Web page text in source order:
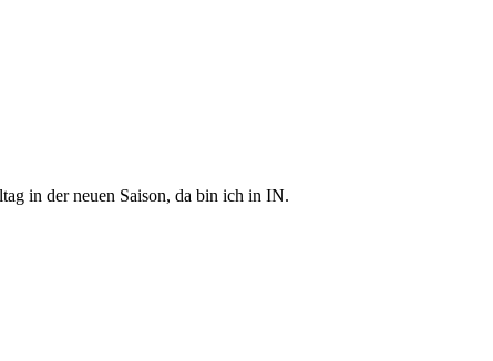
in der neuen Saison, da bin ich in IN.